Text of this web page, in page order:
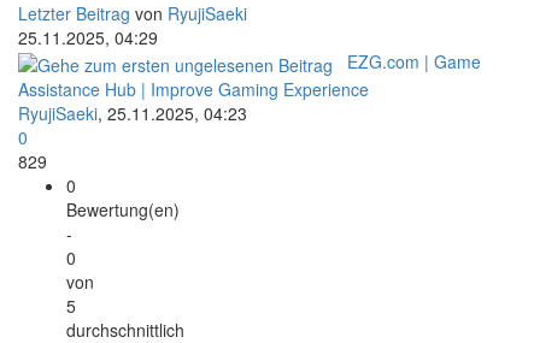
Letzter Beitrag von RyujiSaeki
25.11.2025, 04:29
EZG.com | Game
Assistance Hub | Improve Gaming Experience
RyujiSaeki, 25.11.2025, 04:23
0
829
0
Bewertung(en)
-
0
von
5
durchschnittlich